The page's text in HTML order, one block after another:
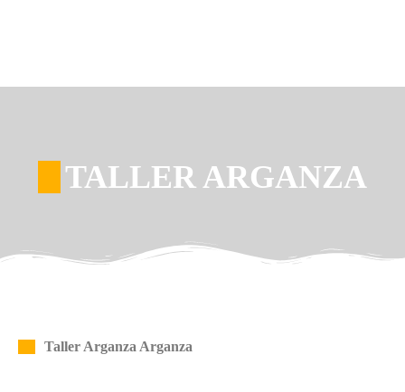
TALLER ARGANZA
Taller Arganza Arganza